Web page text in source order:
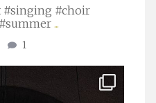
#singing #choir
...
1
1